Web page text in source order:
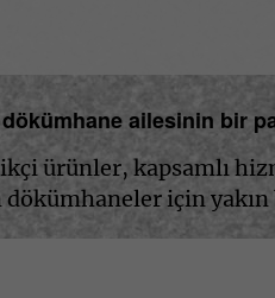
ailesinin bir
ürünler, kapsamlı
için yakın